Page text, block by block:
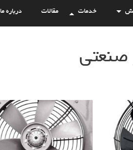
خدمات مقالات درباره ما
صنعتی